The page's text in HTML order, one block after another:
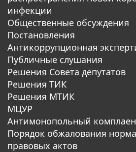
инфекции
Общественные обсуждения
Постановления
Антикоррупционная
Публичные слушания
Решения Совета депутатов
Решения ТИК
Решения МТИК
МЦУР
Антимонопольный
Порядок обжалования
правовых актов